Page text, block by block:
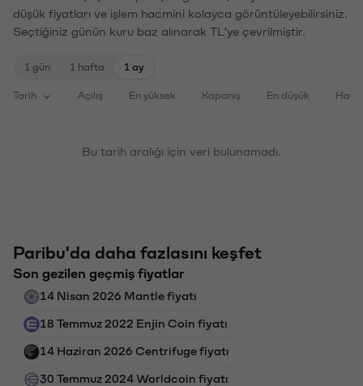
düşük fiyatları ve işlem hacmini kolayca görüntüleyebilirsiniz.
Seçtiğiniz günün kuru baz alınarak TL'ye çevrilmiştir.
1 gün 1 hafta 1 ay
Tarih Açılış En yüksek Kapanış En düşük
Bu tarih aralığı için veri bulunamadı.
Paribu'da daha fazlasını keşfet
Son gezilen geçmiş fiyatlar
14 Nisan 2026 Mantle fiyatı
18 Temmuz 2022 Enjin Coin fiyatı
14 Haziran 2026 Centrifuge fiyatı
30 Temmuz 2024 Worldcoin fiyatı